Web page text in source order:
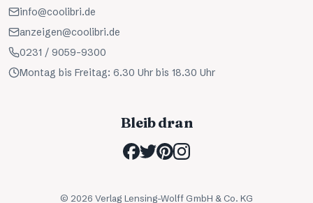
info@coolibri.de
anzeigen@coolibri.de
0231 / 9059-9300
Montag bis Freitag: 6.30 Uhr bis 18.30 Uhr
Bleib dran
© 2026 Verlag Lensing-Wolff GmbH & Co. KG